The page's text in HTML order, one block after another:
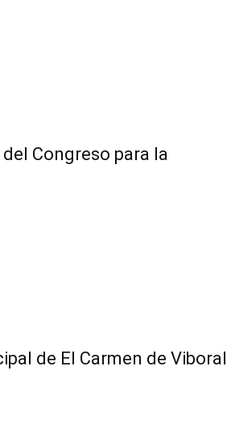
Congreso para la
de El Carmen de Viboral